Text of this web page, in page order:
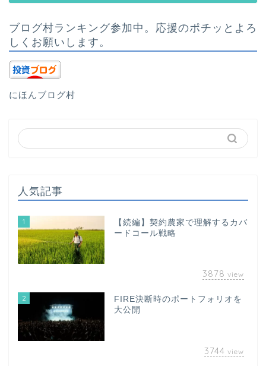
ブログ村ランキング参加中。応援のポチッとよろ
しくお願いします。
にほんブログ村
人気記事
1
【続編】契約農家で理解するカバ
ードコール戦略
3878 view
2
FIRE決断時のポートフォリオを
大公開
3744 view